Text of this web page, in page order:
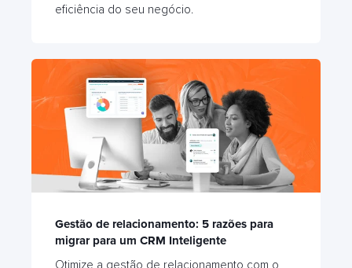
eficiência do seu negócio.
Gestão de relacionamento: 5 razões para
migrar para um CRM Inteligente
Otimize a gestão de relacionamento com o